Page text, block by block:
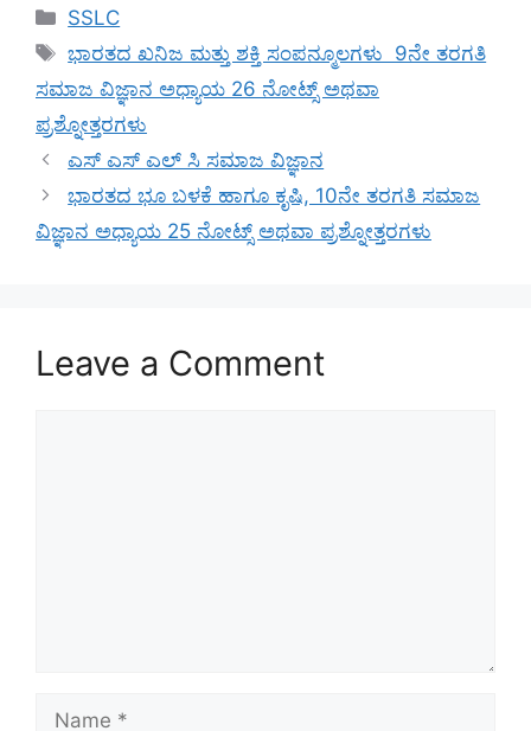
Categories
SSLC
Tags
ಭಾರತದ ಖನಿಜ ಮತ್ತು ಶಕ್ತಿ ಸಂಪನ್ಮೂಲಗಳು 9ನೇ ತರಗತಿ
ಸಮಾಜ ವಿಜ್ಞಾನ ಅಧ್ಯಾಯ 26 ನೋಟ್ಸ್ ಅಥವಾ
ಪ್ರಶ್ನೋತ್ತರಗಳು
ಎಸ್ ಎಸ್ ಎಲ್ ಸಿ ಸಮಾಜ ವಿಜ್ಞಾನ
ಭಾರತದ ಭೂ ಬಳಕೆ ಹಾಗೂ ಕೃಷಿ, 10ನೇ ತರಗತಿ ಸಮಾಜ
ವಿಜ್ಞಾನ ಅಧ್ಯಾಯ 25 ನೋಟ್ಸ್ ಅಥವಾ ಪ್ರಶ್ನೋತ್ತರಗಳು
Leave a Comment
Name